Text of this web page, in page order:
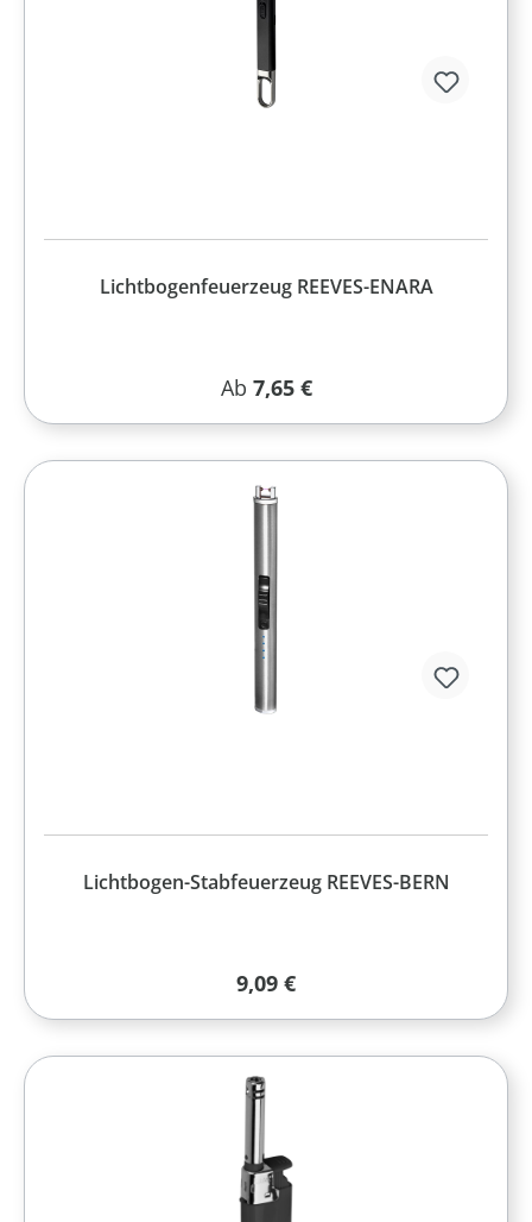
Lichtbogenfeuerzeug REEVES-ENARA
Regulärer Preis:
Ab 7,65 €
Lichtbogen-Stabfeuerzeug REEVES-BERN
Regulärer Preis:
9,09 €